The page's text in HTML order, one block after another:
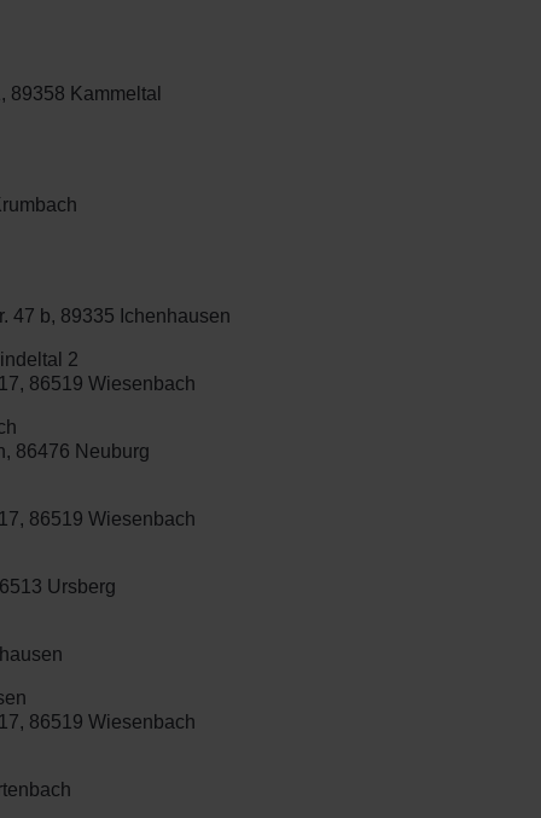
Kammeltal
47 b, 89335 Ichenhausen
2
86519 Wiesenbach
86476 Neuburg
86519 Wiesenbach
Ursberg
86519 Wiesenbach